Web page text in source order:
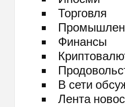
Торговля
Финансы
В сети
Лента